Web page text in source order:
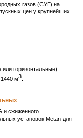
газов (СУГ) на
цен у крупнейших
горизонтальные)
м3
и сжиженного
установок Metan для